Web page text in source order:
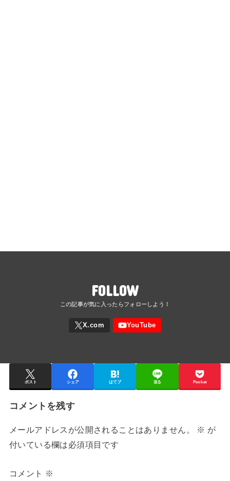
FOLLOW
ポスト シェア はてブ 送る Pocket
コメントを残す
メールアドレスが公開されることはありません。 ※ が
付いている欄は必須項目です
コメント ※